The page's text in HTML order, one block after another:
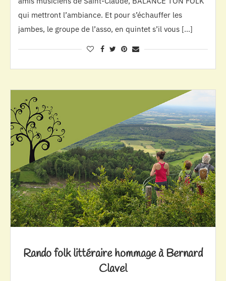
qui mettront l’ambiance. Et pour s’échauffer les
jambes, le groupe de l’asso, en quintet s’il vous […]
Rando folk littéraire hommage à Bernard
Clavel